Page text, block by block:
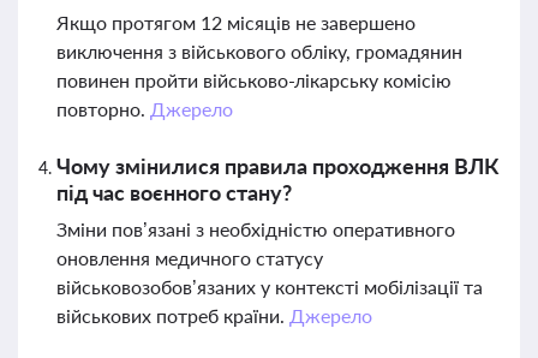
Якщо протягом 12 місяців не завершено
виключення з військового обліку, громадянин
повинен пройти військово-лікарську комісію
повторно. Джерело
Чому змінилися правила проходження ВЛК
під час воєнного стану?
Зміни пов’язані з необхідністю оперативного
оновлення медичного статусу
військовозобов’язаних у контексті мобілізації та
військових потреб країни. Джерело